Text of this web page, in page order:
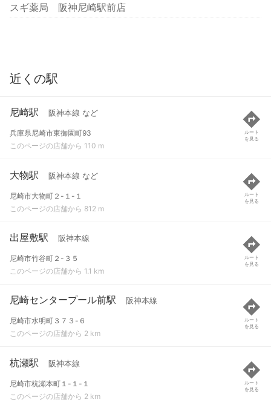
スギ薬局 阪神尼崎駅前店
近くの駅
尼崎駅 阪神本線 など
兵庫県尼崎市東御園町93
このページの店舗から 110 m
ルート
を見る
大物駅 阪神本線 など
尼崎市大物町２-１-１
このページの店舗から 812 m
ルート
を見る
出屋敷駅 阪神本線
尼崎市竹谷町２-３５
このページの店舗から 1.1 km
ルート
を見る
尼崎センタープール前駅 阪神本線
尼崎市水明町３７３-６
このページの店舗から 2 km
ルート
を見る
杭瀬駅 阪神本線
尼崎市杭瀬本町１-１-１
このページの店舗から 2 km
ルート
を見る